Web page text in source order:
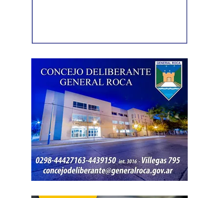
ministro de Salud, Demetrio Thalasselis; el ministro de
Hacienda, Gabriel Sánchez y el director ejecutivo de la
Unidad Provincial de Coordinación y Ejecución del
Financiamiento Externo (UPCEFE), Martín Camiña.